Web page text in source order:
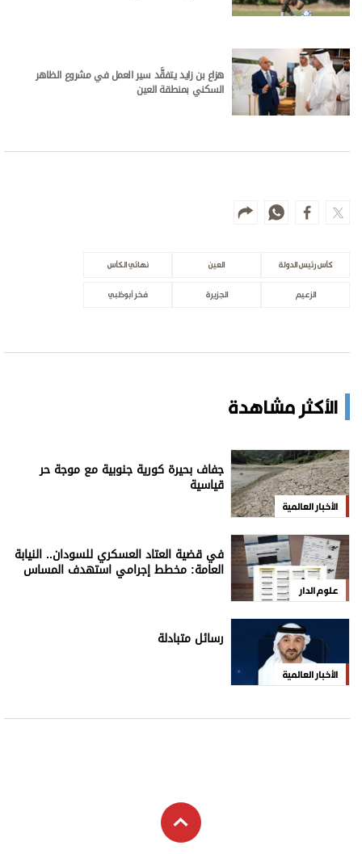
هزاع بن زايد يتفقَّد سير العمل في مشروع الظاهر
السكني بمنطقة العين
كأس رئيس الدولة العين نهائي الكأس
الزعيم الجزيرة فخر أبوظبي
الأكثر مشاهدة
الأخبار العالمية
جفاف بحيرة كورية جنوبية مع موجة حر
قياسية
علوم الدار
في قضية العتاد العسكري للسودان.. النيابة
العامة: مخطط إجرامي استهدف المساس
الأخبار العالمية
رسائل متبادلة